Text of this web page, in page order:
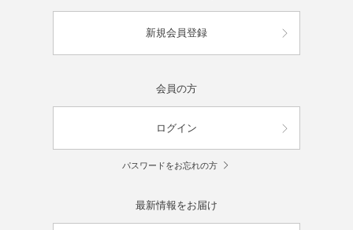
新規会員登録
会員の方
ログイン
パスワードをお忘れの方
最新情報をお届け